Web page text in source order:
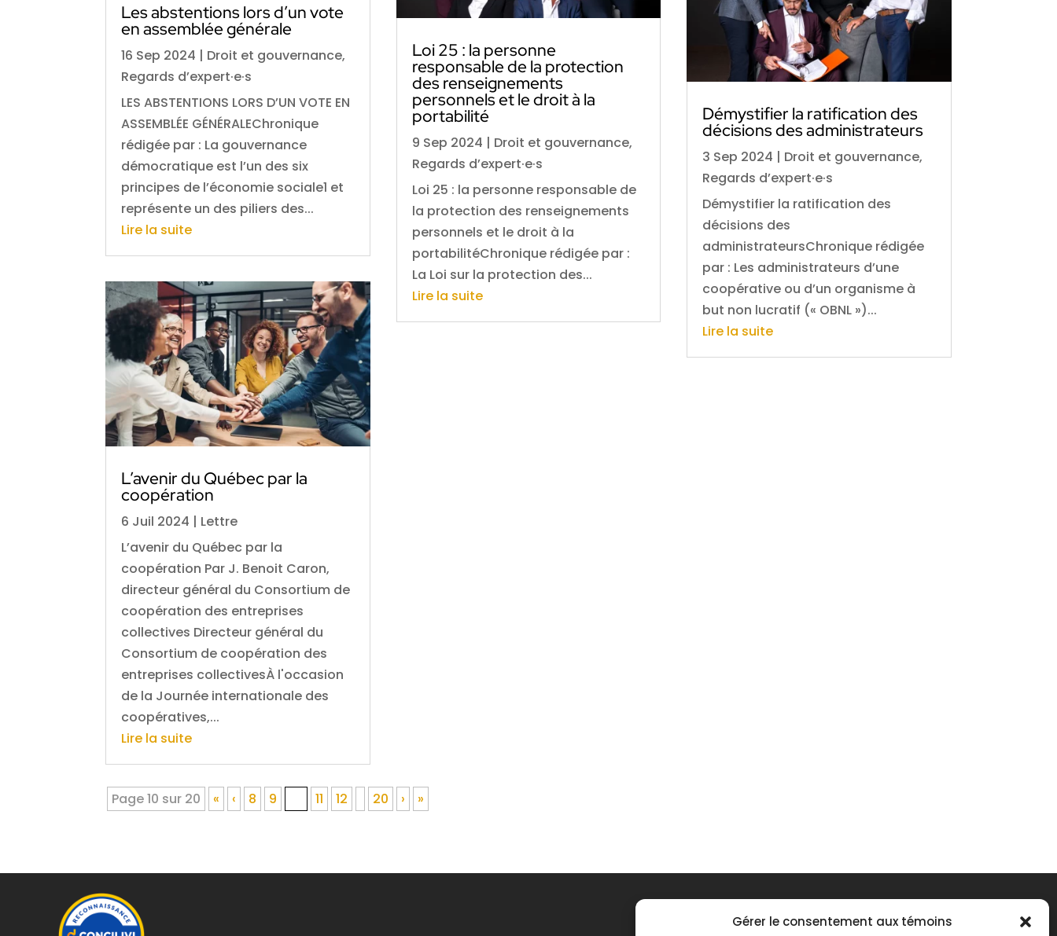
Gérer le consentement aux témoins
Les abstentions lors d’un vote
en assemblée générale
16 Sep 2024 | Droit et gouvernance,
Regards d’expert·e·s
LES ABSTENTIONS LORS D’UN VOTE EN
ASSEMBLÉE GÉNÉRALEChronique
rédigée par : La gouvernance
démocratique est l’un des six
principes de l’économie sociale1 et
représente un des piliers des...
Lire la suite
L’avenir du Québec par la
coopération
6 Juil 2024 | Lettre
L’avenir du Québec par la
coopération Par J. Benoit Caron,
directeur général du Consortium de
coopération des entreprises
collectives Directeur général du
Consortium de coopération des
entreprises collectivesÀ l'occasion
de la Journée internationale des
coopératives,...
Lire la suite
Loi 25 : la personne
responsable de la protection
des renseignements
personnels et le droit à la
portabilité
9 Sep 2024 | Droit et gouvernance,
Regards d’expert·e·s
Loi 25 : la personne responsable de
la protection des renseignements
personnels et le droit à la
portabilitéChronique rédigée par :
La Loi sur la protection des...
Lire la suite
Démystifier la ratification des
décisions des administrateurs
3 Sep 2024 | Droit et gouvernance,
Regards d’expert·e·s
Démystifier la ratification des
décisions des
administrateursChronique rédigée
par : Les administrateurs d’une
coopérative ou d’un organisme à
but non lucratif (« OBNL »)...
Lire la suite
Page 10 sur 20 « ‹ 8 9 11 12 20 › »